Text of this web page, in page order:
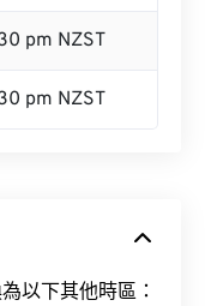
pm NZST
pm NZST
以下其他時區：